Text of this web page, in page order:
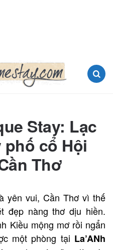
Stay: Lạc
cổ Hội
Thơ
yên vui, Cần Thơ vì thế
đẹp nàng thơ dịu hiền.
Kiều mộng mơ rồi ngẩn
một phòng tại La’ANh